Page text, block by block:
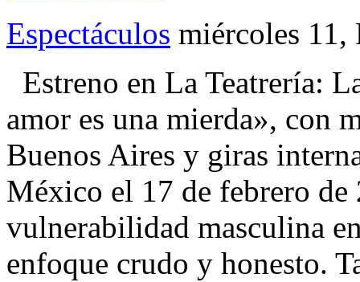
Espectáculos miércoles 11,
Estreno en La Teatrería:
amor es una mierda», con
Buenos Aires y giras
México el 17 de febrero
vulnerabilidad masculina
enfoque crudo y honesto.